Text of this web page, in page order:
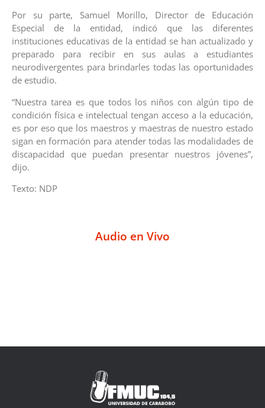
Por su parte, Samuel Morillo, Director de Educación
Especial de la entidad, indicó que las diferentes
instituciones educativas de la entidad se han actualizado y
preparado para recibir en sus aulas a estudiantes
neurodivergentes para brindarles todas las oportunidades
de estudio.
“Nuestra tarea es que todos los niños con algún tipo de
condición física e intelectual tengan acceso a la educación,
es por eso que los maestros y maestras de nuestro estado
sigan en formación para atender todas las modalidades de
discapacidad que puedan presentar nuestros jóvenes”,
dijo.
Texto: NDP
Audio en Vivo